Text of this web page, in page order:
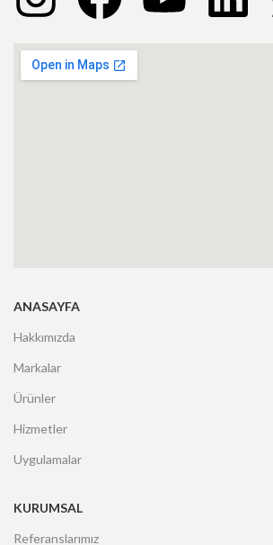
ANASAYFA
Hakkımızda
Markalar
Ürünler
Hizmetler
Uygulamalar
KURUMSAL
Referanslarımız